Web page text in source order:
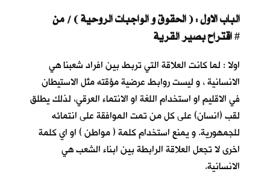
الباب الاول : ( الحقوق و الواجبات الروحية ) / من
#
اولا : لما كانت العلاقة التي تربط بين افراد شعبنا هي
الانسانية ، و ليست روابط عرضية مؤقته مثل الاستيطان
في الاقليم او استخدام اللغة او الانتماء العرقي، لذلك يطلق
لقب (انسان) على كل من تمت الموافقة على انتمائه
للجمهورية. و يمنع استخدام كلمة ( مواطن ) او اي كلمة
اخرى لا تجعل العلاقة الرابطة بين ابناء الشعب هي
الانسانية.